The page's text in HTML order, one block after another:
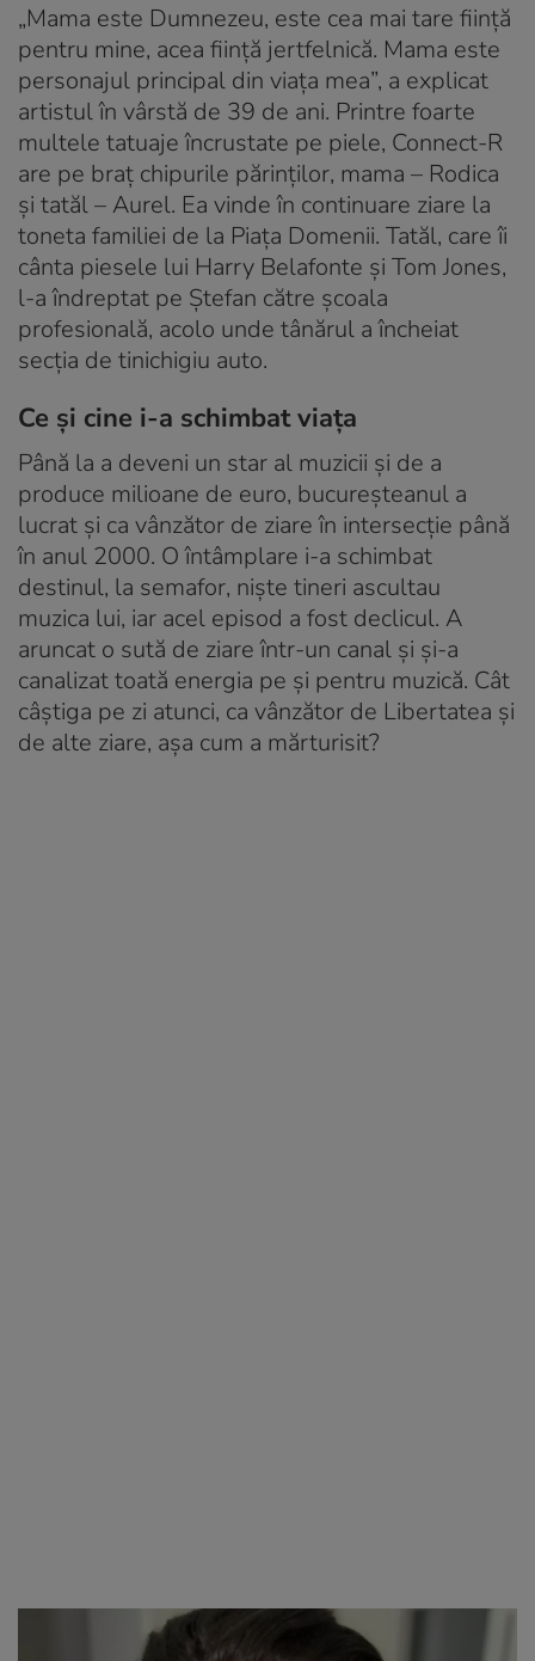
„Mama este Dumnezeu, este cea mai tare ființă
pentru mine, acea ființă jertfelnică. Mama este
personajul principal din viața mea”, a explicat
artistul în vârstă de 39 de ani. Printre foarte
multele tatuaje încrustate pe piele, Connect-R
are pe braț chipurile părinților, mama – Rodica
și tatăl – Aurel. Ea vinde în continuare ziare la
toneta familiei de la Piața Domenii. Tatăl, care îi
cânta piesele lui Harry Belafonte și Tom Jones,
l-a îndreptat pe Ștefan către școala
profesională, acolo unde tânărul a încheiat
secția de tinichigiu auto.
Ce și cine i-a schimbat viața
Până la a deveni un star al muzicii și de a
produce milioane de euro, bucureșteanul a
lucrat și ca vânzător de ziare în intersecție până
în anul 2000. O întâmplare i-a schimbat
destinul, la semafor, niște tineri ascultau
muzica lui, iar acel episod a fost declicul. A
aruncat o sută de ziare într-un canal și și-a
canalizat toată energia pe și pentru muzică. Cât
câștiga pe zi atunci, ca vânzător de Libertatea și
de alte ziare, așa cum a mărturisit?